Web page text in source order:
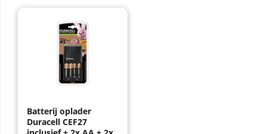
Batterij oplader
Duracell CEF27